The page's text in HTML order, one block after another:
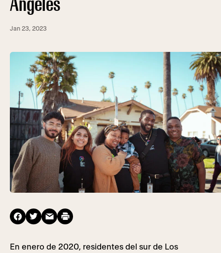
Ángeles
Jan 23, 2023
En enero de 2020, residentes del sur de Los